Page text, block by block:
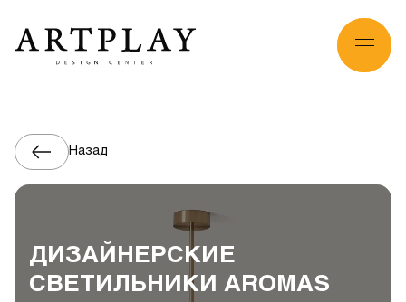
Назад
ДИЗАЙНЕРСКИЕ
СВЕТИЛЬНИКИ AROMAS